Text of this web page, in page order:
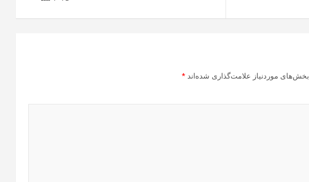
بخش‌های موردنیاز علامت‌گذاری شده‌اند *